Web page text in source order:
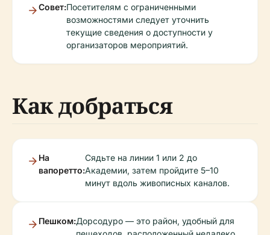
Совет:Посетителям с ограниченными
возможностями следует уточнить
текущие сведения о доступности у
организаторов мероприятий.
Как добраться
На
вапоретто:
Сядьте на линии 1 или 2 до
Академии, затем пройдите 5–10
минут вдоль живописных каналов.
Пешком:Дорсодуро — это район, удобный для